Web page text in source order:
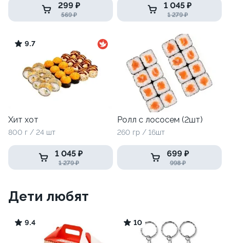
299 ₽
569 ₽
1 045 ₽
1 279 ₽
9.7
Хит хот
800 г / 24 шт
1 045 ₽
1 279 ₽
Ролл с лососем (2шт)
260 гр / 16шт
699 ₽
998 ₽
Дети любят
9.4 10